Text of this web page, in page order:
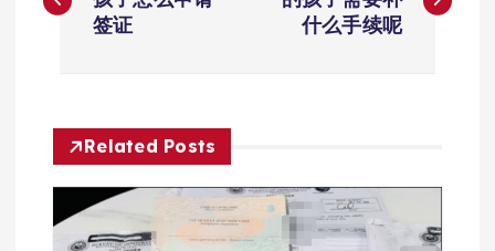
航
签证
什么手续呢
Related Posts